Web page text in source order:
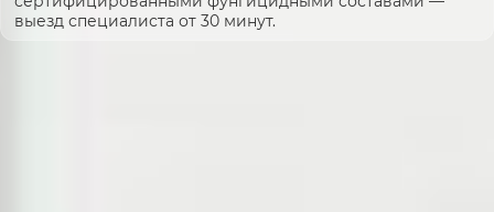
выезд специалиста от 30 минут.